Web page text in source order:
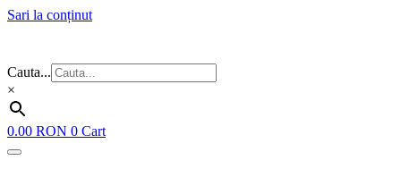
Sari la conținut
Cauta...
×
0.00 RON 0 Cart